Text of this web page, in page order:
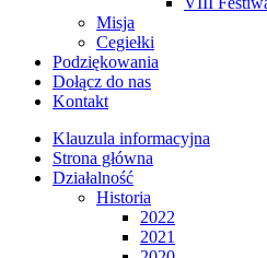
Misja
Cegiełki
Podziękowania
Dołącz do nas
Kontakt
Klauzula informacyjna
Strona główna
Działalność
Historia
2022
2021